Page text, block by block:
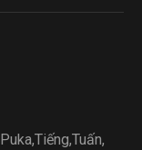
Puka,Tiếng,Tuấn,